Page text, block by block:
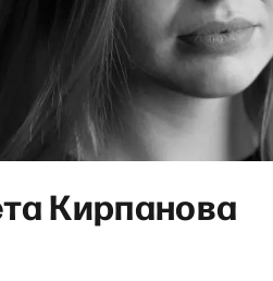
Кирпанова